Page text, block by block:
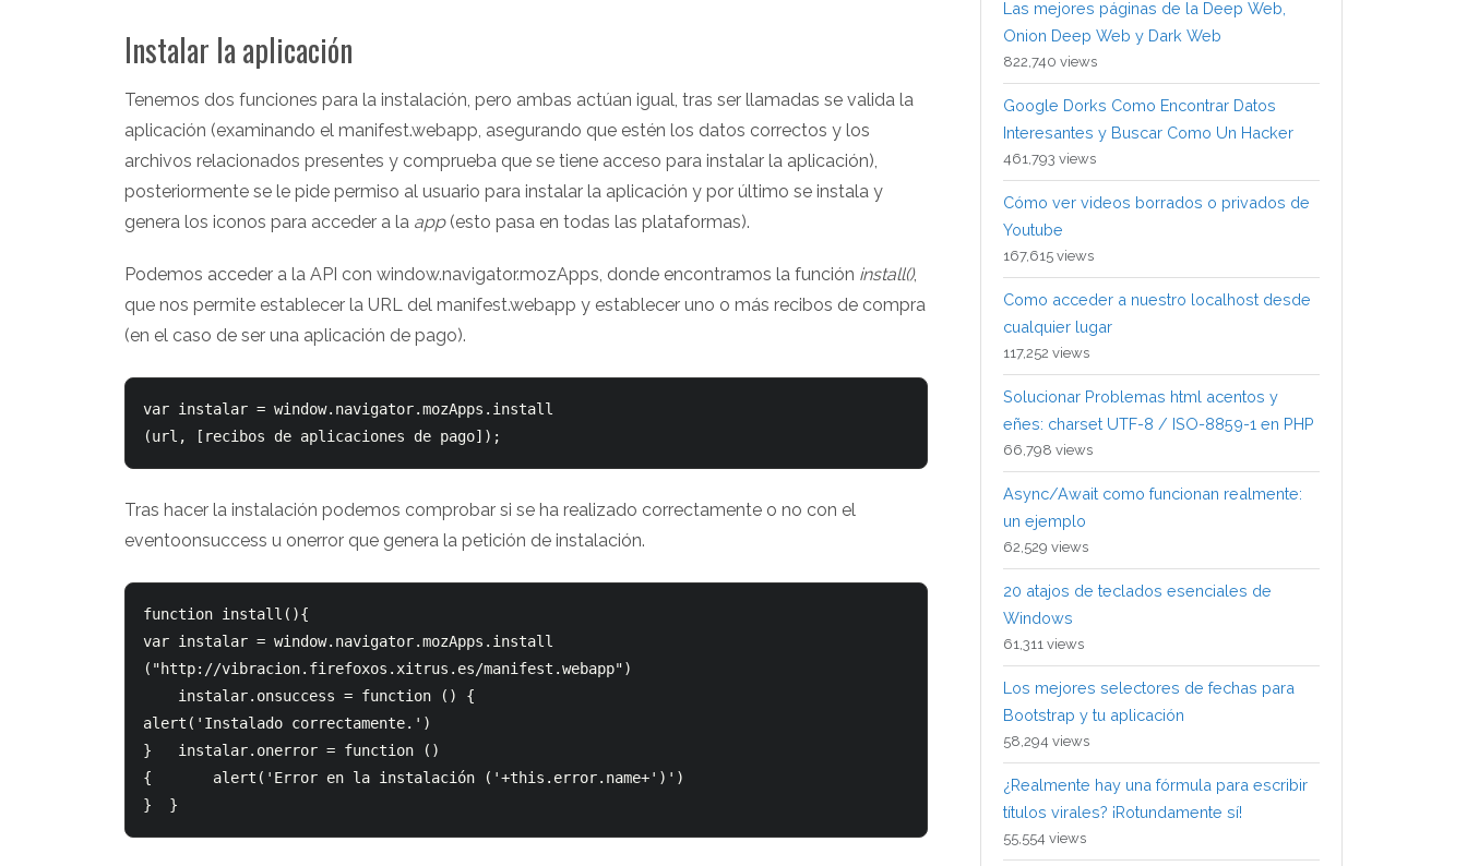
Instalar la aplicación
Tenemos dos funciones para la instalación, pero ambas actúan igual, tras ser llamadas se valida la
aplicación (examinando el manifest.webapp, asegurando que estén los datos correctos y los
archivos relacionados presentes y comprueba que se tiene acceso para instalar la aplicación),
posteriormente se le pide permiso al usuario para instalar la aplicación y por último se instala y
genera los iconos para acceder a la app(esto pasa en todas las plataformas).
Podemos acceder a la API con window.navigator.mozApps, donde encontramos la función install(),
que nos permite establecer la URL del manifest.webapp y establecer uno o más recibos de compra
(en el caso de ser una aplicación de pago).
var instalar = window.navigator.mozApps.install
(url, [recibos de aplicaciones de pago]);
Tras hacer la instalación podemos comprobar si se ha realizado correctamente o no con el
eventoonsuccess u onerror que genera la petición de instalación.
function install(){
var instalar = window.navigator.mozApps.install
("http://vibracion.firefoxos.xitrus.es/manifest.webapp")
alert('Instalado correctamente.')
}  	instalar.onerror = function ()
{  		alert('Error en la instalación ('+this.error.name+')')
}  }
Las mejores páginas de la Deep Web,
Onion Deep Web y Dark Web
822,740 views
Google Dorks Como Encontrar Datos
Interesantes y Buscar Como Un Hacker
461,793 views
Cómo ver videos borrados o privados de
Youtube
167,615 views
Como acceder a nuestro localhost desde
cualquier lugar
117,252 views
Solucionar Problemas html acentos y
eñes: charset UTF-8 / ISO-8859-1 en PHP
66,798 views
Async/Await como funcionan realmente:
un ejemplo
62,529 views
20 atajos de teclados esenciales de
Windows
61,311 views
Los mejores selectores de fechas para
Bootstrap y tu aplicación
58,294 views
¿Realmente hay una fórmula para escribir
títulos virales? ¡Rotundamente sí!
55,554 views